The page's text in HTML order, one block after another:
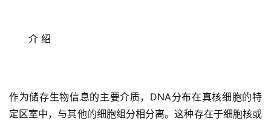
介 绍
作为储存生物信息的主要介质，DNA分布在真核细胞的特
定区室中，与其他的细胞组分相分离。这种存在于细胞核或